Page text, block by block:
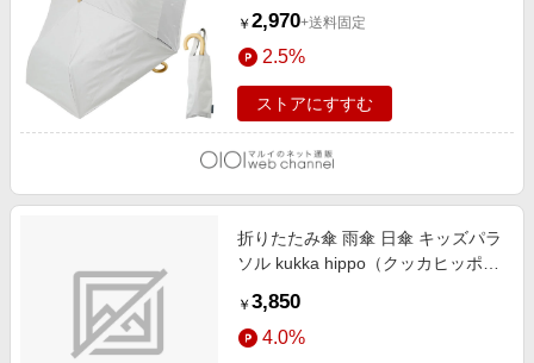
￥ 2,970+送料固定
2.5%
ストアにすすむ
折りたたみ傘 雨傘 日傘 キッズパラ
ソル kukka hippo（クッカヒッポ）
傘 /子供用 /50cm]
￥ 3,850
4.0%